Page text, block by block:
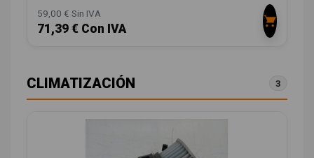
59,00 € Sin IVA
71,39 € Con IVA
CLIMATIZACIÓN 3